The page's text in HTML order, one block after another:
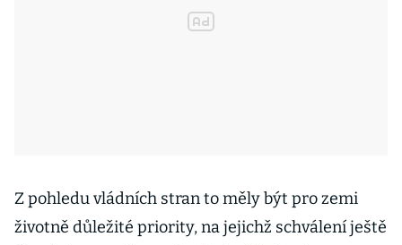
Z pohledu vládních stran to měly být pro zemi
životně důležité priority, na jejichž schválení ještě